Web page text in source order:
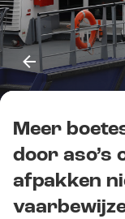
Meer
door aso’s
afpakken